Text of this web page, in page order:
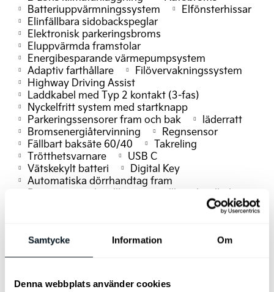
Samtycke Information Om
Denna webbplats använder cookies
Batteriuppvärmningssystem
Elfönsterhissar
Elinfällbara sidobackspeglar
Elektronisk parkeringsbroms
Eluppvärmda framstolar
Energibesparande värmepumpsystem
Adaptiv farthållare
Filövervakningssystem
Highway Driving Assist
Laddkabel med Typ 2 kontakt (3-fas)
Nyckelfritt system med startknapp
Parkeringssensorer fram och bak
läderratt
Bromsenergiåtervinning
Regnsensor
Fällbart baksäte 60/40
Takreling
Trötthetsvarnare
USB C
Vätskekylt batteri
Digital Key
Automatiska dörrhandtag fram
Passagerarstol ställbar
ställbar i höjdled
Digitala LED "Cube" – strålkastare
Elmanövrerad baklucka
Förarstol med elsvankstöd